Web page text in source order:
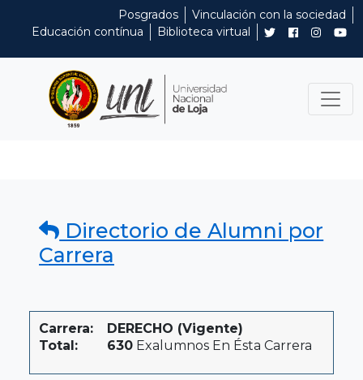
Posgrados
Vinculación con la sociedad
Educación contínua
Biblioteca virtual
Directorio de Alumni por
Carrera
Carrera:
DERECHO (Vigente)
Total:
630 Exalumnos En Ésta Carrera